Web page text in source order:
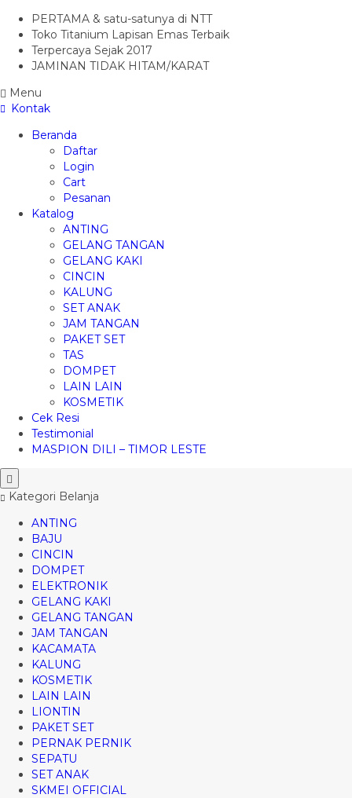
PERTAMA & satu-satunya di NTT
Toko Titanium Lapisan Emas Terbaik
Terpercaya Sejak 2017
JAMINAN TIDAK HITAM/KARAT
Menu
Kontak
Beranda
Daftar
Login
Cart
Pesanan
Katalog
ANTING
GELANG TANGAN
GELANG KAKI
CINCIN
KALUNG
SET ANAK
JAM TANGAN
PAKET SET
TAS
DOMPET
LAIN LAIN
KOSMETIK
Cek Resi
Testimonial
MASPION DILI – TIMOR LESTE
Kategori Belanja
ANTING
BAJU
CINCIN
DOMPET
ELEKTRONIK
GELANG KAKI
GELANG TANGAN
JAM TANGAN
KACAMATA
KALUNG
KOSMETIK
LAIN LAIN
LIONTIN
PAKET SET
PERNAK PERNIK
SEPATU
SET ANAK
SKMEI OFFICIAL